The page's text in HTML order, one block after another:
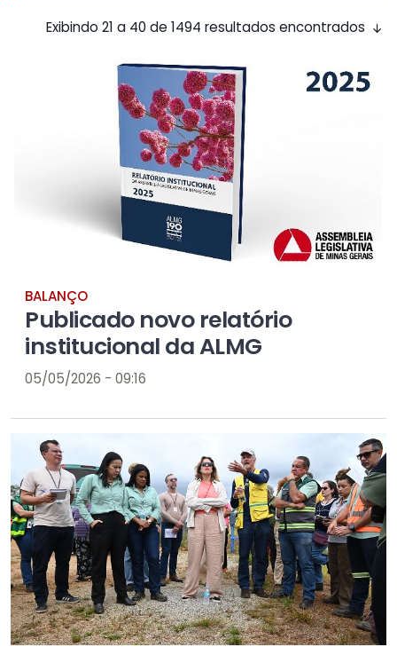
Exibindo 21 a 40 de 1494 resultados encontrados
BALANÇO
Publicado novo relatório
institucional da ALMG
05/05/2026 - 09:16